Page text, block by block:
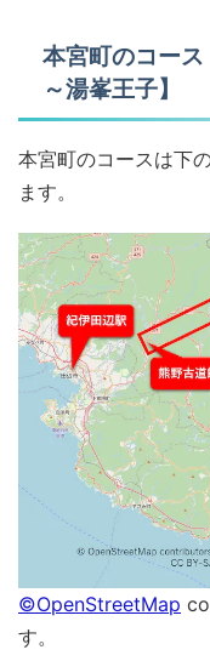
本宮町のコー
～湯峯王子】
本宮町のコースは下
ます。
©OpenStreetMap
す。